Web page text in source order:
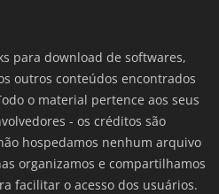
para download de softwares,
outros conteúdos encontrados
o material pertence aos seus
- os créditos são
hospedamos nenhum arquivo
organizamos e compartilhamos
facilitar o acesso dos usuários.